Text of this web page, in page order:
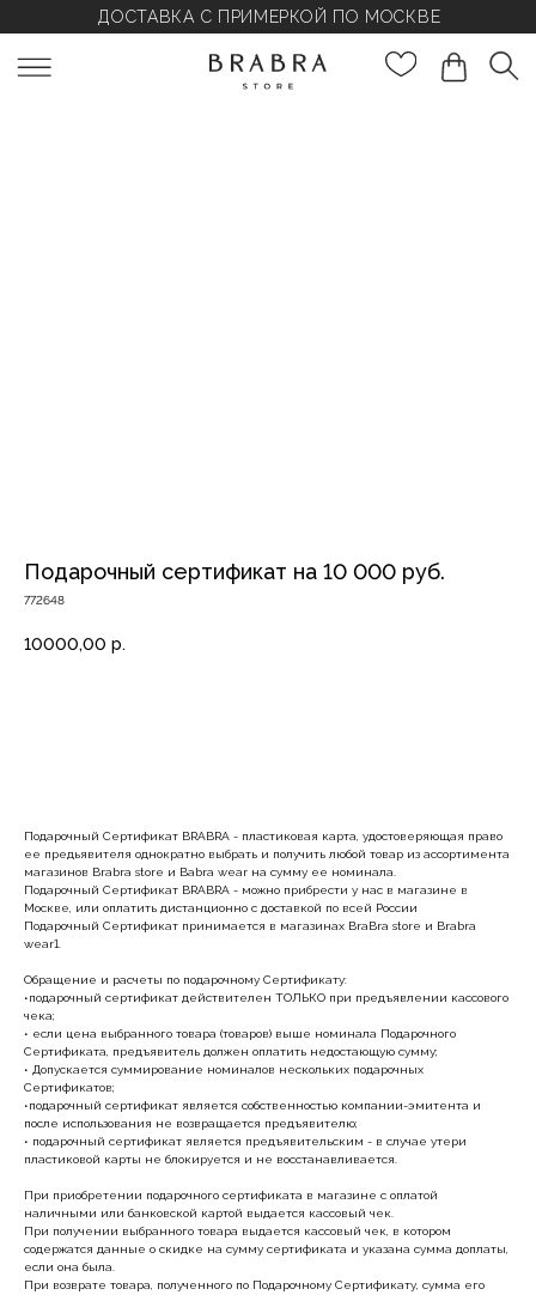
ДОСТАВКА С ПРИМЕРКОЙ ПО МОСКВЕ
Подарочный сертификат на 10 000 руб.
772648
10000,00 р.
Подарочный Сертификат BRABRA - пластиковая карта, удостоверяющая право
ее предьявителя однократно выбрать и получить любой товар из ассортимента
магазинов Brabra store и Babra wear на сумму ее номинала.
Подарочный Сертификат BRABRA - можно прибрести у нас в магазине в
Москве, или оплатить дистанционно с доставкой по всей России
Подарочный Сертификат принимается в магазинах BraBra store и Brabra
wear1.
Обращение и расчеты по подарочному Сертификату:
•подарочный сертификат действителен ТОЛЬКО при предъявлении кассового
чека;
• если цена выбранного товара (товаров) выше номинала Подарочного
Сертификата, предъявитель должен оплатить недостающую сумму;
• Допускается суммирование номиналов нескольких подарочных
Сертификатов;
•подарочный сертификат является собственностью компании-эмитента и
после использования не возвращается предъявителю;
• подарочный сертификат является предъявительским - в случае утери
пластиковой карты не блокируется и не восстанавливается.
При приобретении подарочного сертификата в магазине с оплатой
наличными или банковской картой выдается кассовый чек.
При получении выбранного товара выдается кассовый чек, в котором
содержатся данные о скидке на сумму сертификата и указана сумма доплаты,
если она была.
При возврате товара, полученного по Подарочному Сертификату, сумма его
Наши магазины
МОСКВА
+7 (999) 865-85-86
позвонив по номерам телефонов: